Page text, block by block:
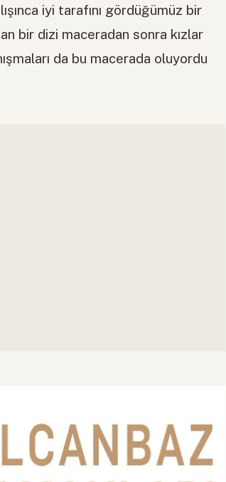
iyi tarafını gördüğümüz bir
bir dizi maceradan sonra kızlar
da bu macerada oluyordu